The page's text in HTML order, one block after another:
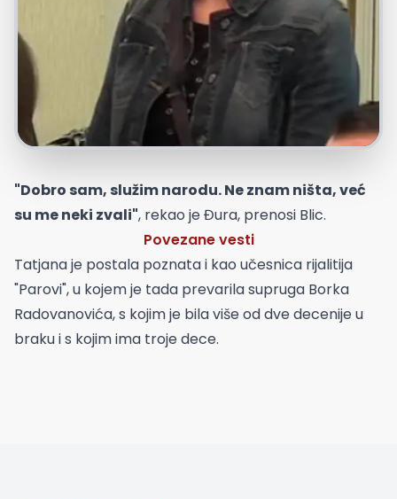
"Dobro sam, služim narodu. Ne znam ništa, već
su me neki zvali", rekao je Đura, prenosi Blic.
Povezane vesti
Tatjana je postala poznata i kao učesnica rijalitija
"Parovi", u kojem je tada prevarila supruga Borka
Radovanovića, s kojim je bila više od dve decenije u
braku i s kojim ima troje dece.